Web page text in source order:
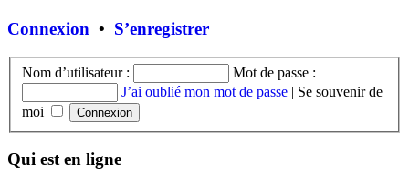
message
Connexion • S’enregistrer
Nom d’utilisateur :
Mot de passe :
J’ai oublié mon mot de passe | Se souvenir de
moi
Qui est en ligne